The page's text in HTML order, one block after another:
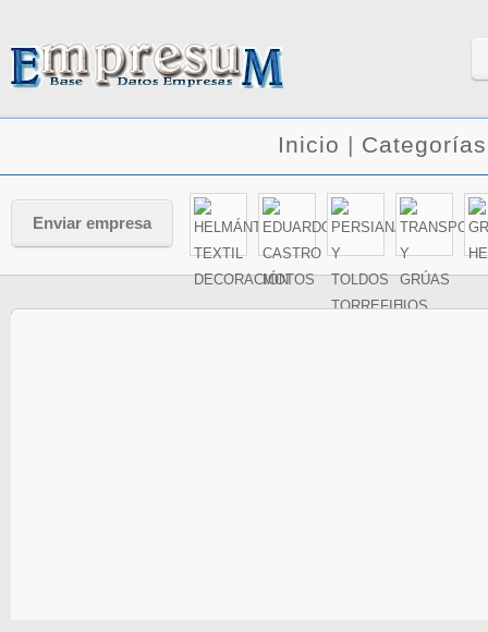
Inicio | Categorías
Enviar empresa